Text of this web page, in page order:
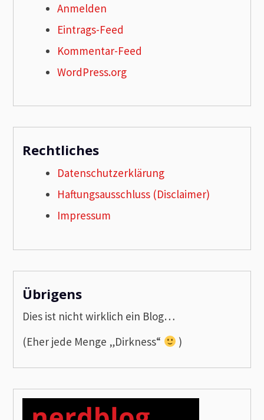
Anmelden
Eintrags-Feed
Kommentar-Feed
WordPress.org
Rechtliches
Datenschutzerklärung
Haftungsausschluss (Disclaimer)
Impressum
Übrigens
Dies ist nicht wirklich ein Blog…
(Eher jede Menge „Dirkness“
)